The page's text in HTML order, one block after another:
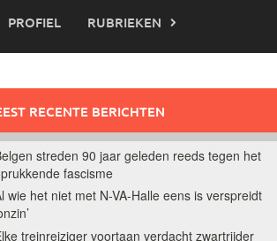
PROFIEL RUBRIEKEN
RECENTE BERICHTEN
streden 90 jaar geleden reeds tegen het
fascisme
wie het niet met N-VA-Halle eens is verspreidt
treinreiziger voortaan verdacht zwartrijder